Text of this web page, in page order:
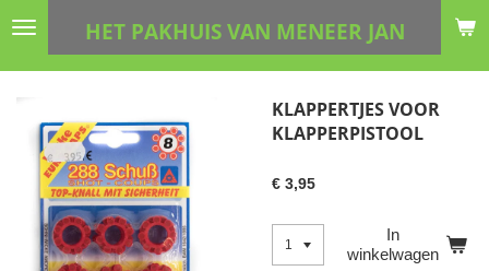
Ga
HET PAKHUIS VAN MENEER JAN
KLAPPERTJES VOOR
KLAPPERPISTOOL
€ 3,95
In
winkelwagen